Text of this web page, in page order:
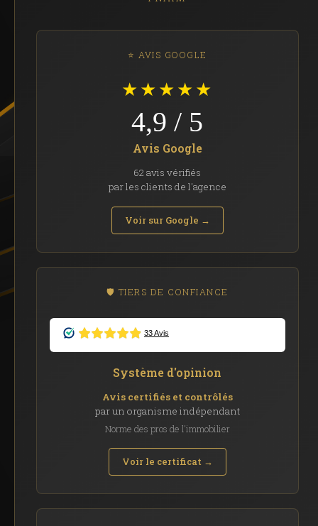
⭐ AVIS GOOGLE
★★★★★
4,9 / 5
Avis Google
62 avis vérifiés
par les clients de l'agence
Voir sur Google →
🛡️ TIERS DE CONFIANCE
Système d'opinion
Avis certifiés et contrôlés
par un organisme indépendant
Norme des pros de l'immobilier
Voir le certificat →